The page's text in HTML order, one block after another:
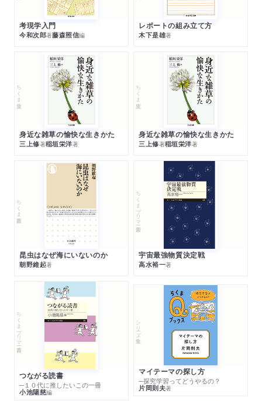
考現学入門
今和次郎著藤森照信編
レポートの組み立て方
木下是雄著
ちくま文庫
身近な雑草の愉快な生きかた
三上修著稲垣栄洋著
ちくま文庫
身近な雑草の愉快な生きかた
三上修著稲垣栄洋著
ちくま新書
昆虫はなぜ海にいないのか
朝野維起著
ちくまプリマー新書
宇宙最強物質決定戦
高水裕一著
ちくまプリマー新書
つながる読書
─１０代に推したいこの一冊
小池陽慈編
シリーズ・全集
マイテーマの探し方
─探究学習ってどうやるの？
片岡則夫著